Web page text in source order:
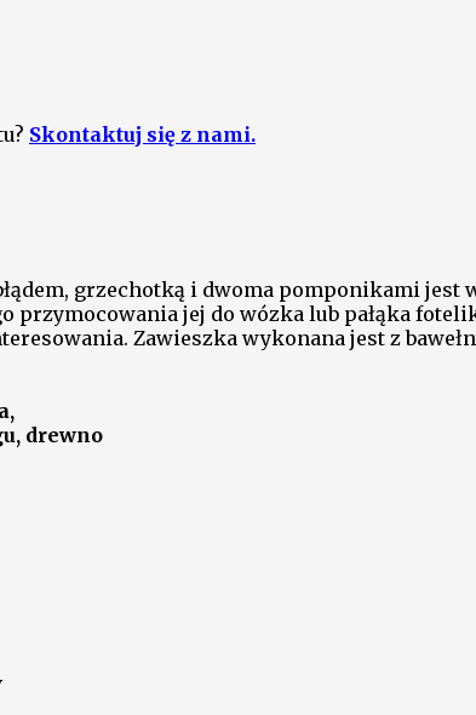
Skontaktuj się z nami.
grzechotką i dwoma pomponikami
przymocowania jej do wózka lub pałąka
Zawieszka wykonana jest z
drewno